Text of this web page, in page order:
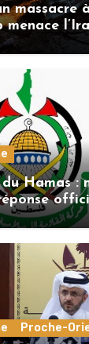
massacre
menace
Hamas :
la
phase
Proche-